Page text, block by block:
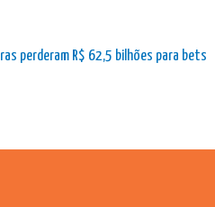
perderam R$ 62,5 bilhões para bets